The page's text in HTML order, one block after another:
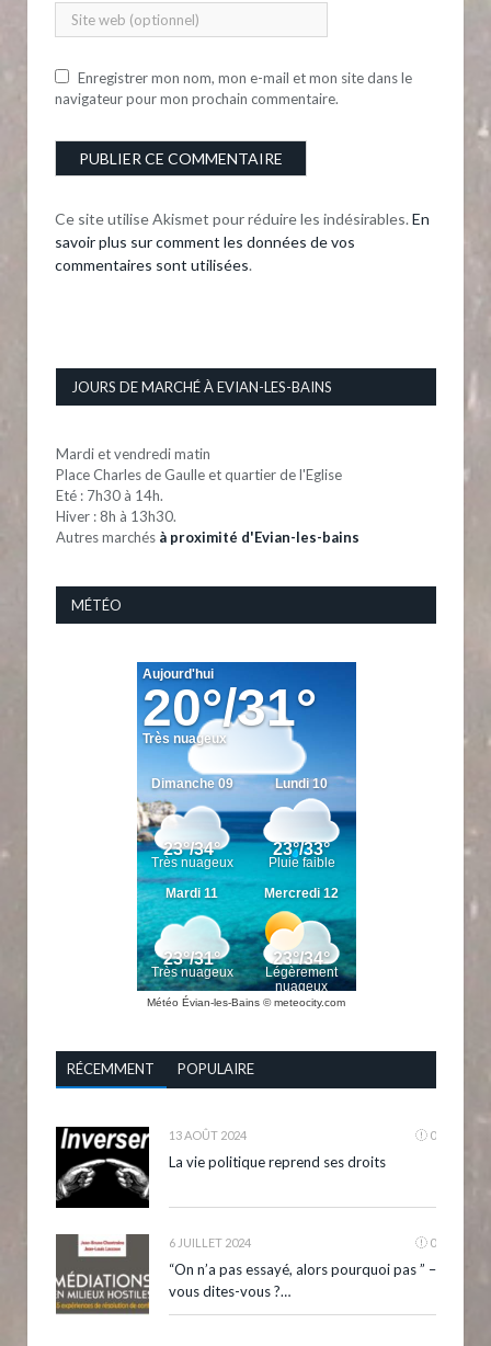
Enregistrer mon nom, mon e-mail et mon site dans le
navigateur pour mon prochain commentaire.
Ce site utilise Akismet pour réduire les indésirables. En
savoir plus sur comment les données de vos
commentaires sont utilisées.
JOURS DE MARCHÉ À EVIAN-LES-BAINS
Mardi et vendredi matin
Place Charles de Gaulle et quartier de l'Eglise
Eté : 7h30 à 14h.
Hiver : 8h à 13h30.
Autres marchés à proximité d'Evian-les-bains
MÉTÉO
Météo Évian-les-Bains © meteocity.com
RÉCEMMENT POPULAIRE
13 AOÛT 2024 0
La vie politique reprend ses droits
6 JUILLET 2024 0
“On n’a pas essayé, alors pourquoi pas ” –
vous dites-vous ?…